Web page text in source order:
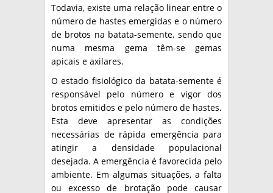
Todavia, existe uma relação linear entre o
número de hastes emergidas e o número
de brotos na batata-semente, sendo que
numa mesma gema têm-se gemas
apicais e axilares.
O estado fisiológico da batata-semente é
responsável pelo número e vigor dos
brotos emitidos e pelo número de hastes.
Esta deve apresentar as condições
necessárias de rápida emergência para
atingir a densidade populacional
desejada. A emergência é favorecida pelo
ambiente. Em algumas situações, a falta
ou excesso de brotação pode causar